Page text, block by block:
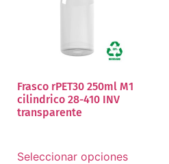
Frasco rPET30 250ml M1
cilindrico 28-410 INV
transparente
Seleccionar opciones